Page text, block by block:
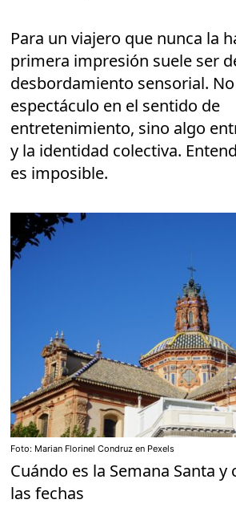
Para un viajero que nunca la
primera impresión suele ser
desbordamiento sensorial.
espectáculo en el sentido de
entretenimiento, sino algo
y la identidad colectiva.
es imposible.
Foto: Marian Florinel Condruz en Pexels
Cuándo es la Semana Santa y
las fechas